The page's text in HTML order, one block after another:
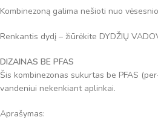
Kombinezoną galima nešioti nuo
Renkantis dydį – žiūrėkite DYDŽIŲ
DIZAINAS BE PFAS
Šis kombinezonas sukurtas be PFAS
vandeniui nekenkiant aplinkai.
Aprašymas: